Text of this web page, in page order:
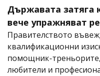
Държавата затяга
вече упражняват
Правителството
квалификационни
помощник-
любители и